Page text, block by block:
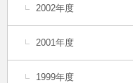
2002年度
2001年度
1999年度